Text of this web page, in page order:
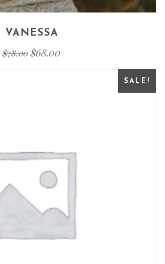
VANESSA
$78.00 $68.00
SALE!